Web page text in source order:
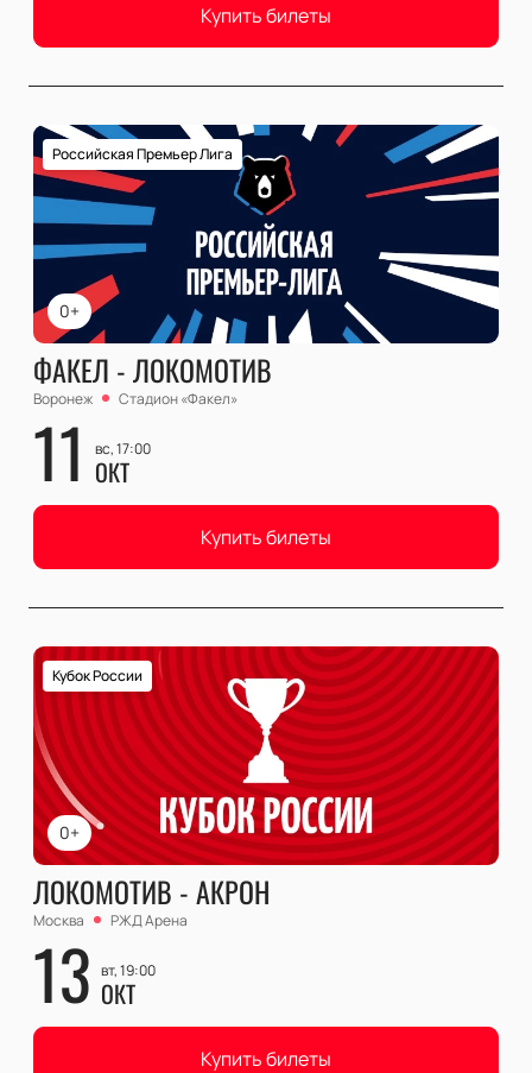
Купить билеты
0+
Российская Премьер Лига
ФАКЕЛ - ЛОКОМОТИВ
Воронеж Стадион «Факел»
11 вс, 17:00
ОКТ
Купить билеты
0+
Кубок России
ЛОКОМОТИВ - АКРОН
Москва РЖД Арена
13 вт, 19:00
ОКТ
Купить билеты